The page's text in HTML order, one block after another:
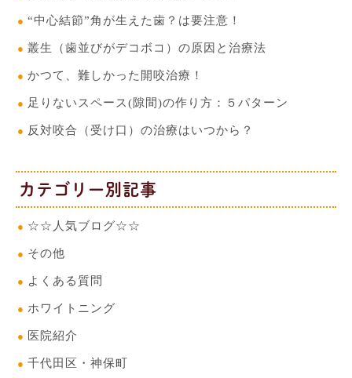
“中心結節”角が生えた歯？は要注意！
叢生（歯並びがデコボコ）の原因と治療法
かつて、難しかった開咬治療！
足りないスペース(隙間)の作り方：５パターン
反対咬合（受け口）の治療はいつから？
カテゴリー別記事
☆☆人気ブログ☆☆
その他
よくある質問
ホワイトニング
医院紹介
千代田区・神保町